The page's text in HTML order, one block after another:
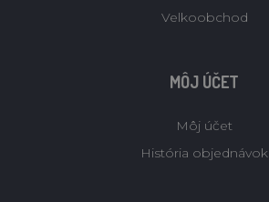
Velkoobchod
MÔJ ÚČET
Môj účet
História objednávok